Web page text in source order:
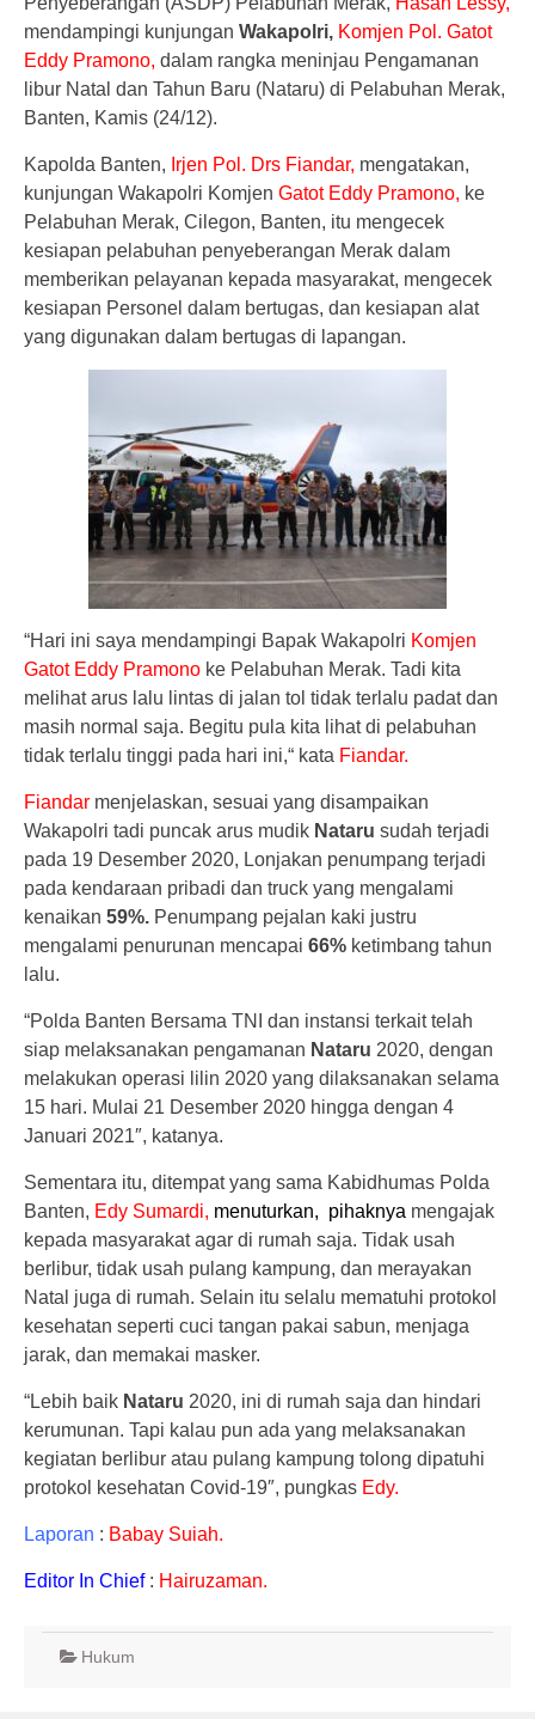
mendampingi kunjungan Wakapolri, Komjen Pol. Gatot
Eddy Pramono, dalam rangka meninjau Pengamanan
libur Natal dan Tahun Baru (Nataru) di Pelabuhan Merak,
Banten, Kamis (24/12).
Kapolda Banten, Irjen Pol. Drs Fiandar, mengatakan,
kunjungan Wakapolri Komjen Gatot Eddy Pramono, ke
Pelabuhan Merak, Cilegon, Banten, itu mengecek
kesiapan pelabuhan penyeberangan Merak dalam
memberikan pelayanan kepada masyarakat, mengecek
kesiapan Personel dalam bertugas, dan kesiapan alat
yang digunakan dalam bertugas di lapangan.
“Hari ini saya mendampingi Bapak Wakapolri Komjen
Gatot Eddy Pramono ke Pelabuhan Merak. Tadi kita
melihat arus lalu lintas di jalan tol tidak terlalu padat dan
masih normal saja. Begitu pula kita lihat di pelabuhan
tidak terlalu tinggi pada hari ini,“ kata Fiandar.
Fiandar menjelaskan, sesuai yang disampaikan
Wakapolri tadi puncak arus mudik Nataru sudah terjadi
pada 19 Desember 2020, Lonjakan penumpang terjadi
pada kendaraan pribadi dan truck yang mengalami
kenaikan 59%. Penumpang pejalan kaki justru
mengalami penurunan mencapai 66% ketimbang tahun
lalu.
“Polda Banten Bersama TNI dan instansi terkait telah
siap melaksanakan pengamanan Nataru 2020, dengan
melakukan operasi lilin 2020 yang dilaksanakan selama
15 hari. Mulai 21 Desember 2020 hingga dengan 4
Januari 2021″, katanya.
Sementara itu, ditempat yang sama Kabidhumas Polda
Banten, Edy Sumardi, menuturkan, pihaknya mengajak
kepada masyarakat agar di rumah saja. Tidak usah
berlibur, tidak usah pulang kampung, dan merayakan
Natal juga di rumah. Selain itu selalu mematuhi protokol
kesehatan seperti cuci tangan pakai sabun, menjaga
jarak, dan memakai masker.
“Lebih baik Nataru 2020, ini di rumah saja dan hindari
kerumunan. Tapi kalau pun ada yang melaksanakan
kegiatan berlibur atau pulang kampung tolong dipatuhi
protokol kesehatan Covid-19″, pungkas Edy.
Laporan : Babay Suiah.
Editor In Chief: Hairuzaman.
Hukum